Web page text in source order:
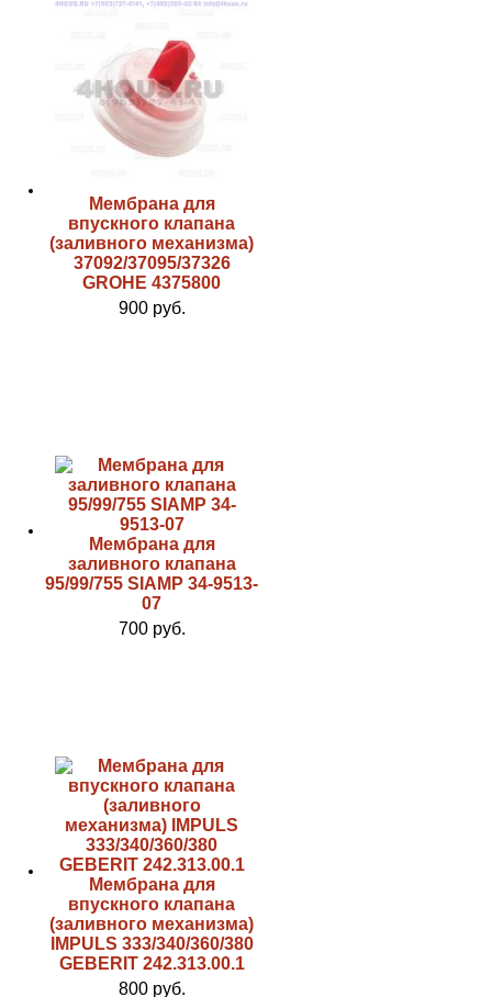
Мембрана для
впускного клапана
(заливного механизма)
37092/37095/37326
GROHE 4375800
900 руб.
Мембрана для
заливного клапана
95/99/755 SIAMP 34-9513-
07
700 руб.
Мембрана для
впускного клапана
(заливного механизма)
IMPULS 333/340/360/380
GEBERIT 242.313.00.1
800 руб.